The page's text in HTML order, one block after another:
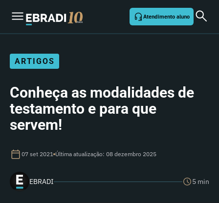
Atendimento aluno
ARTIGOS
Conheça as modalidades de
testamento e para que
servem!
07 set 2021 Última atualização: 08 dezembro 2025
EBRADI 5 min